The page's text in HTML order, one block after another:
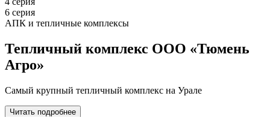
6 серия
АПК и тепличные комплексы
Тепличный комплекс ООО «Тюмень
Агро»
Самый крупный тепличный комплекс на Урале
Читать подробнее